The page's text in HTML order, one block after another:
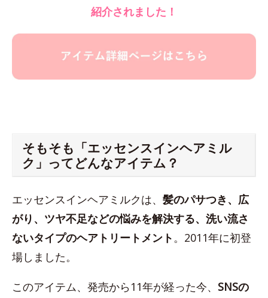
紹介されました！
そもそも「エッセンスインヘアミル
ク」ってどんなアイテム？
エッセンスインヘアミルクは、 髪のパサつき、広
がり、ツヤ不足などの悩みを解決する、洗い流さ
ないタイプのヘアトリートメント。2011年に初登
場しました。
このアイテム、発売から11年が経った今、 SNSの